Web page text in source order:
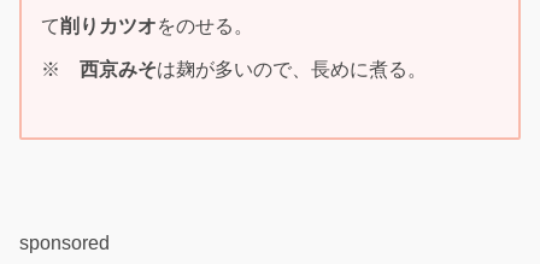
て削りカツオをのせる。
※ 西京みそは麹が多いので、長めに煮る。
sponsored